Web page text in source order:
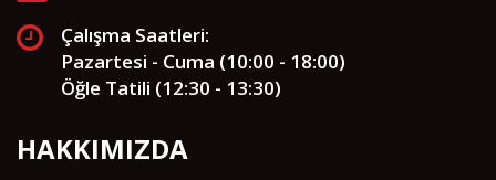
Çalışma Saatleri:
Pazartesi - Cuma (10:00 - 18:00)
Öğle Tatili (12:30 - 13:30)
HAKKIMIZDA